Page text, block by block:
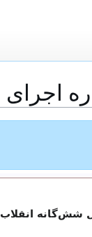
انقلاب شاه و